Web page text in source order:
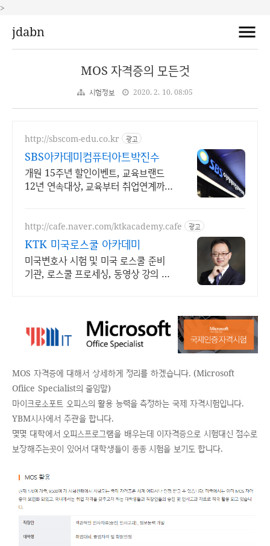
>
jdabn
MOS 자격증의 모든것
시험정보 2020. 2. 10. 08:05
http://sbscom-edu.co.kr 광고
SBS아카데미컴퓨터아트박진수
개원 15주년 할인이벤트, 교육브랜드
12년 연속대상, 교육부터 취업연계까
http://cafe.naver.com/ktkacademy.cafe 광고
KTK 미국로스쿨 아카데미
미국변호사 시험 및 미국 로스쿨 준비
기관, 로스쿨 프로세싱, 동영상 강의 진
MOS 자격증에 대해서 상세하게 정리를 하겠습니다. (Microsoft
Ofiice Specialist의 줄임말)
마이크로소포트 오피스의 활용 능력을 측정하는 국제 자격시험입니다.
YBM시사에서 주관을 합니다.
몇몇 대학에서 오피스프로그램을 배우는데 이자격증으로 시험대신 점수로
보장해주는곳이 있어서 대학생들이 종종 시험을 보기도 합니다.